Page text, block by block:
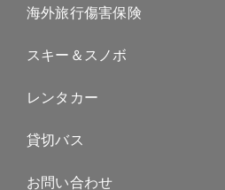
海外旅行傷害保険
スキー＆スノボ
レンタカー
貸切バス
お問い合わせ